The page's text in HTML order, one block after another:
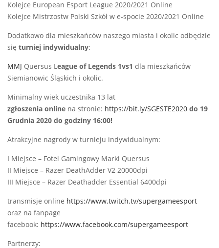
Kolejce European Esport League 2020/2021 Online
Kolejce Mistrzostw Polski Szkół w e-spocie 2020/2021 Online
Dodatkowo dla mieszkańców naszego miasta i okolic odbędzie
się turniej indywidualny:
MMJ Quersus League of Legends 1vs1 dla mieszkańców
Siemianowic Śląskich i okolic.
Minimalny wiek uczestnika 13 lat
zgłoszenia online na stronie: https://bit.ly/SGESTE2020 do 19
Grudnia 2020 do godziny 16:00!
Atrakcyjne nagrody w turnieju indywidualnym:
I Miejsce – Fotel Gamingowy Marki Quersus
II Miejsce – Razer DeathAdder V2 20000dpi
III Miejsce – Razer Deathadder Essential 6400dpi
transmisje online https://www.twitch.tv/supergameesport
oraz na fanpage
facebook: https://www.facebook.com/supergameesport
Partnerzy: